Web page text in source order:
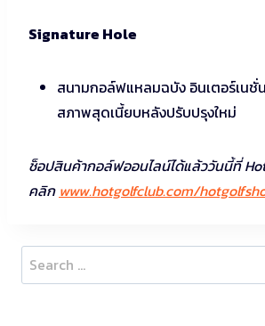
Signature Hole
สนามกอล์ฟแหลมฉบัง อินเตอร์เน
สภาพสุดเนี้ยบหลังปรับปรุงใหม่
ช็อปสินค้ากอล์ฟออนไลน์ได้แล้ววันนี้ที่
คลิก www.hotgolfclub.com/
Search
for: